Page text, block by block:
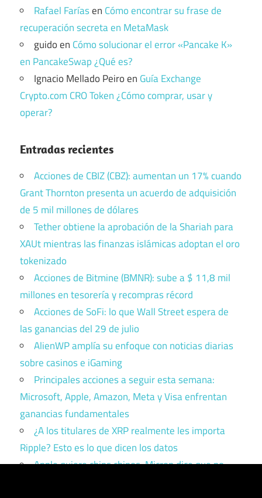
Rafael Faríasen Cómo encontrar su frase de
recuperación secreta en MetaMask
guidoen Cómo solucionar el error «Pancake K»
en PancakeSwap ¿Qué es?
Ignacio Mellado Peiroen Guía Exchange
Crypto.com CRO Token ¿Cómo comprar, usar y
operar?
Entradas recientes
Acciones de CBIZ (CBZ): aumentan un 17% cuando
Grant Thornton presenta un acuerdo de adquisición
de 5 mil millones de dólares
Tether obtiene la aprobación de la Shariah para
XAUt mientras las finanzas islámicas adoptan el oro
tokenizado
Acciones de Bitmine (BMNR): sube a $ 11,8 mil
millones en tesorería y recompras récord
Acciones de SoFi: lo que Wall Street espera de
las ganancias del 29 de julio
AlienWP amplía su enfoque con noticias diarias
sobre casinos e iGaming
Principales acciones a seguir esta semana:
Microsoft, Apple, Amazon, Meta y Visa enfrentan
ganancias fundamentales
¿A los titulares de XRP realmente les importa
Ripple? Esto es lo que dicen los datos
Apple quiere chips chinos. Micron dice que no.